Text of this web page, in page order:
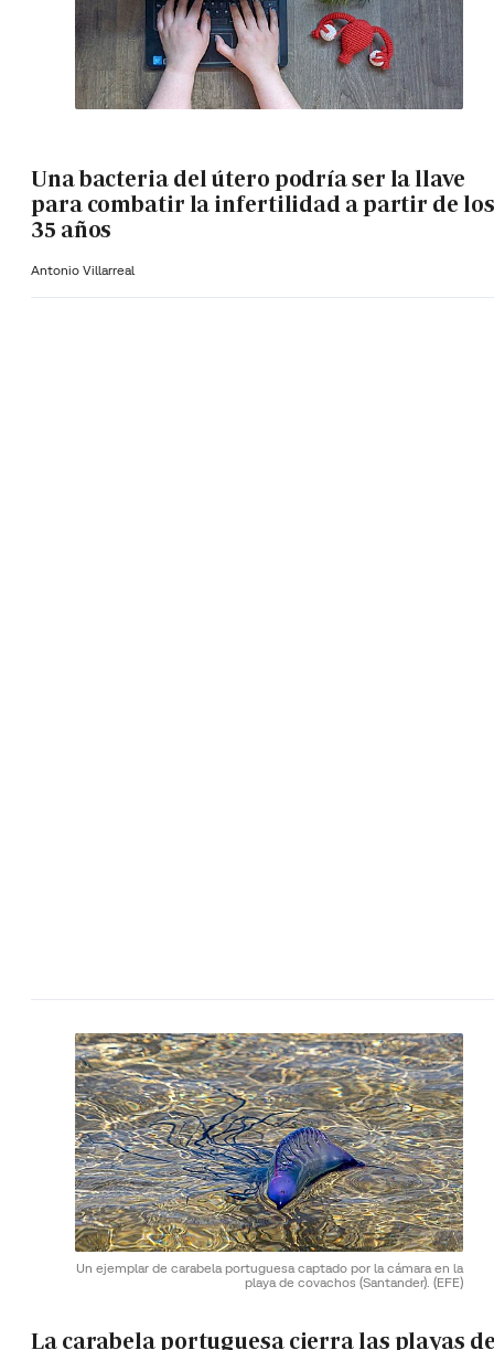
Una bacteria del útero podría ser la llave
para combatir la infertilidad a partir de los
35 años
Antonio Villarreal
Un ejemplar de carabela portuguesa captado por la cámara en la
playa de covachos (Santander). (EFE)
La carabela portuguesa cierra las playas